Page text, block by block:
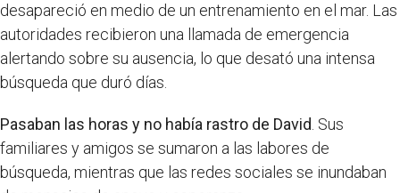
desapareció en medio de un entrenamiento en el mar. Las
autoridades recibieron una llamada de emergencia
alertando sobre su ausencia, lo que desató una intensa
búsqueda que duró días.
Pasaban las horas y no había rastro de David. Sus
familiares y amigos se sumaron a las labores de
búsqueda, mientras que las redes sociales se inundaban